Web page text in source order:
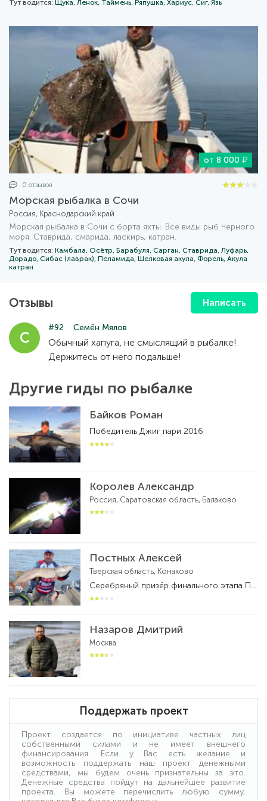
Тут водится: Щука,Ленок, Таймень, Ряпушка, Хариус, Сиг, Язь
от 8 000
0 отзывов
Морская рыбалка в Сочи
Россия, Краснодарский край
Морская рыбалка в Сочи с борта яхты. Все виды рыб Черного
моря. Ставрида, смарида, ласкирь, катран.
Тут водится: Камбала, Осётр, Барабуля, Сарган, Ставрида,Луфарь,
Дорадо, Сибас (лаврак), Пеламида, Шелковая акула, Форель, Акула
катран
Отзывы Написать
С
#92 Семён Мялов
Обычный хапуга, не смыслящий в рыбалке!
Держитесь от него подальше!
Другие гиды по рыбалке
Байков Роман
Победитель Джиг пари 2016
Королев Александр
Россия, Саратовская область, Балаково
Постных Алексей
Тверская область, Конаково
Серебряный призёр финального этапа ПАЛ. Обладатель кубка Москвы по ловле спиннингом с лодок . Чемпион Тверской области по спиннингу с лодок .Бронзовый призер кубка России по ловле спиннингом с лодок 2021 года.Действующий рыболов -спортсмен. Призер и победитель многих фестивалей и турниров по рыболовному спорту.
Назаров Дмитрий
Москва
Поддержать проект
Проект создается по инициативе частных лиц
собственными силами и не имеет внешнего
финансирования. Если у Вас есть желание и
возможность поддержать наш проект денежными
средствами, мы будем очень признательны за это.
Денежные средства пойдут на дальнейшее развитие
проекта. Вы можете перечислить любую сумму,